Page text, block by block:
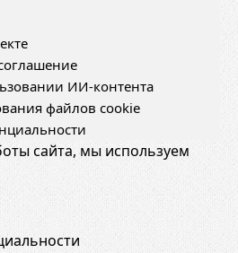
ИИ-контента
файлов cookie
сайта, мы используем